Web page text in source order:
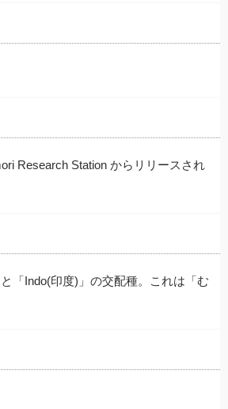
Research Station からリリースされ
と「Indo(印度)」の交配種。これは「む